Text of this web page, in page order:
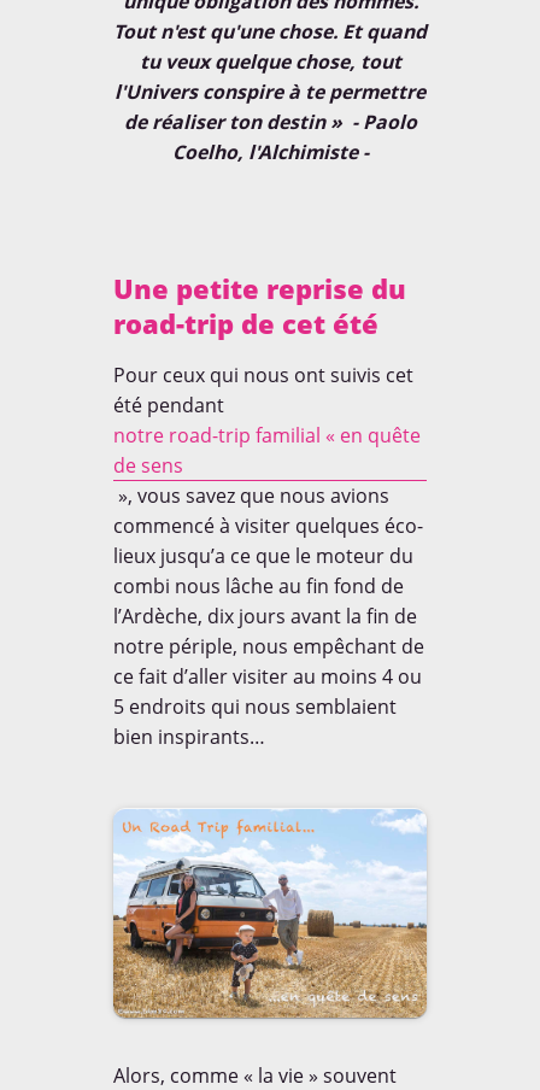
Tout n'est qu'une chose. Et quand
tu veux quelque chose, tout
l'Univers conspire à te permettre
de réaliser ton destin » - Paolo
Coelho, l'Alchimiste -
Une petite reprise du
road-trip de cet été
Pour ceux qui nous ont suivis cet
été pendant
notre road-trip familial « en quête
de sens
», vous savez que nous avions
commencé à visiter quelques éco-
lieux jusqu’a ce que le moteur du
combi nous lâche au fin fond de
l’Ardèche, dix jours avant la fin de
notre périple, nous empêchant de
ce fait d’aller visiter au moins 4 ou
5 endroits qui nous semblaient
bien inspirants…
Alors, comme « la vie » souvent